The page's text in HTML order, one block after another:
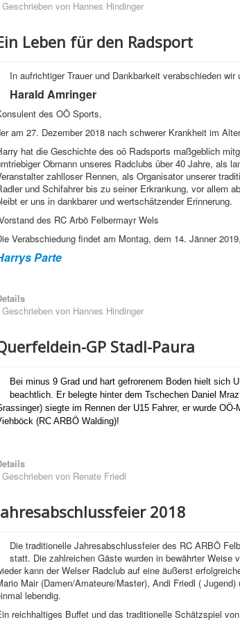
Geschrieben von Hannes Hindinger
Leben für den Radsport
In aufrichtiger Trauer und Dankbarkeit verabschieden wir
Harald Amringer
des OÖ Sports,
am 27. Dezember 2018 nach schwerer Krankheit im
hat die Geschichte des oö Radsports maßgeblich
Obmann unseres Radclubs über 40 Jahre, als
zahlloser Rennen, als Organisator unserer
und Schifahrer bis zu seiner Erkrankung, vor allem
er uns in dankbarer und wertschätzender Erinnerung.
des RC Arbö Felbermayr Wels
Verabschiedung findet am Montag, dem 14. Jänner
Parte
Geschrieben von Hannes Hindinger
GP Stadl-Paura
Bei minus 9 Grad und hart gefrorenem Boden hielt sich
beachtlich. Er belegte hinter dem Tschechen Daniel
siegte im Rennen der U15 Fahrer, er wurde
(RC ARBÖ Walding)!
Geschrieben von Renate Friedl
2018
Die traditionelle Jahresabschlussfeier des RC ARBÖ
statt. Die zahlreichen Gäste wurden in bewährter Weise
kann der Welser Radclub auf eine äußerst
Mair (Damen/Amateure/Master), Andi Friedl (
lebendig.
reichhaltiges Buffet und das traditionelle Schätzspiel